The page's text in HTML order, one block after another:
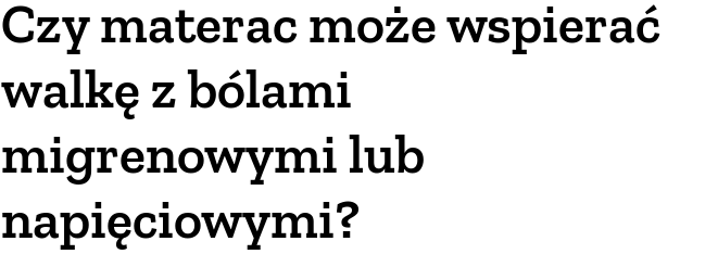
Czy materac może wspierać
walkę z bólami
migrenowymi lub
napięciowymi?